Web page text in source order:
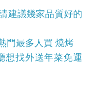
建議幾家品質好的
門最多人買 燒烤
想找外送年菜免運